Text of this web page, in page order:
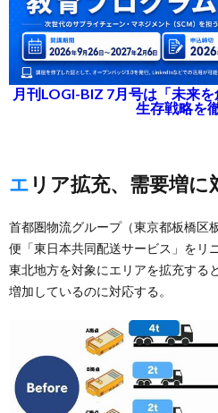
月刊LOGI-BIZ 7月号は「未来
生存戦略を
エリア拡充、需要増に
首都圏物流グループ（東京都板橋区
便「東日本共同配送サービス」をリ
東北地方を対象にエリアを拡充する
増加しているのに対応する。